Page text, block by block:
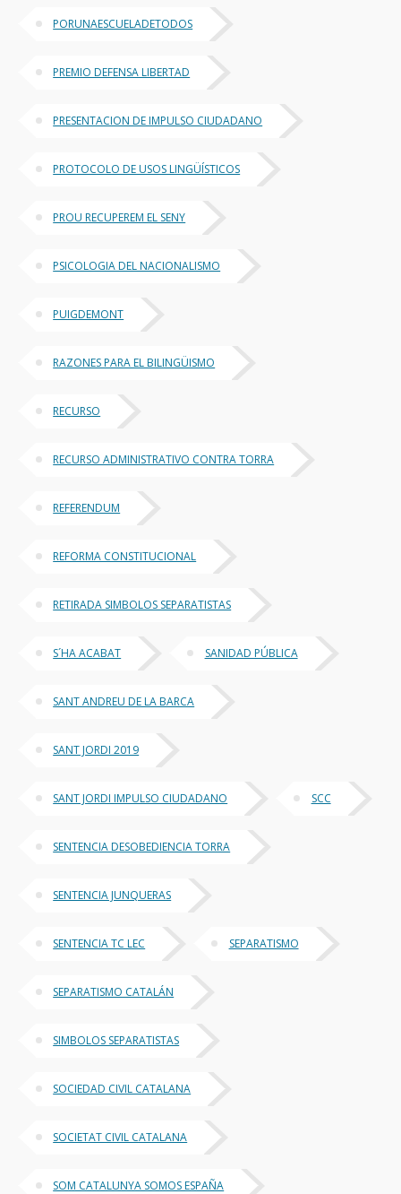
PORUNAESCUELADETODOS
PREMIO DEFENSA LIBERTAD
PRESENTACION DE IMPULSO CIUDADANO
PROTOCOLO DE USOS LINGÜÍSTICOS
PROU RECUPEREM EL SENY
PSICOLOGIA DEL NACIONALISMO
PUIGDEMONT
RAZONES PARA EL BILINGÜISMO
RECURSO
RECURSO ADMINISTRATIVO CONTRA TORRA
REFERENDUM
REFORMA CONSTITUCIONAL
RETIRADA SIMBOLOS SEPARATISTAS
S´HA ACABAT SANIDAD PÚBLICA
SANT ANDREU DE LA BARCA
SANT JORDI 2019
SANT JORDI IMPULSO CIUDADANO SCC
SENTENCIA DESOBEDIENCIA TORRA
SENTENCIA JUNQUERAS
SENTENCIA TC LEC SEPARATISMO
SEPARATISMO CATALÁN
SIMBOLOS SEPARATISTAS
SOCIEDAD CIVIL CATALANA
SOCIETAT CIVIL CATALANA
SOM CATALUNYA SOMOS ESPAÑA